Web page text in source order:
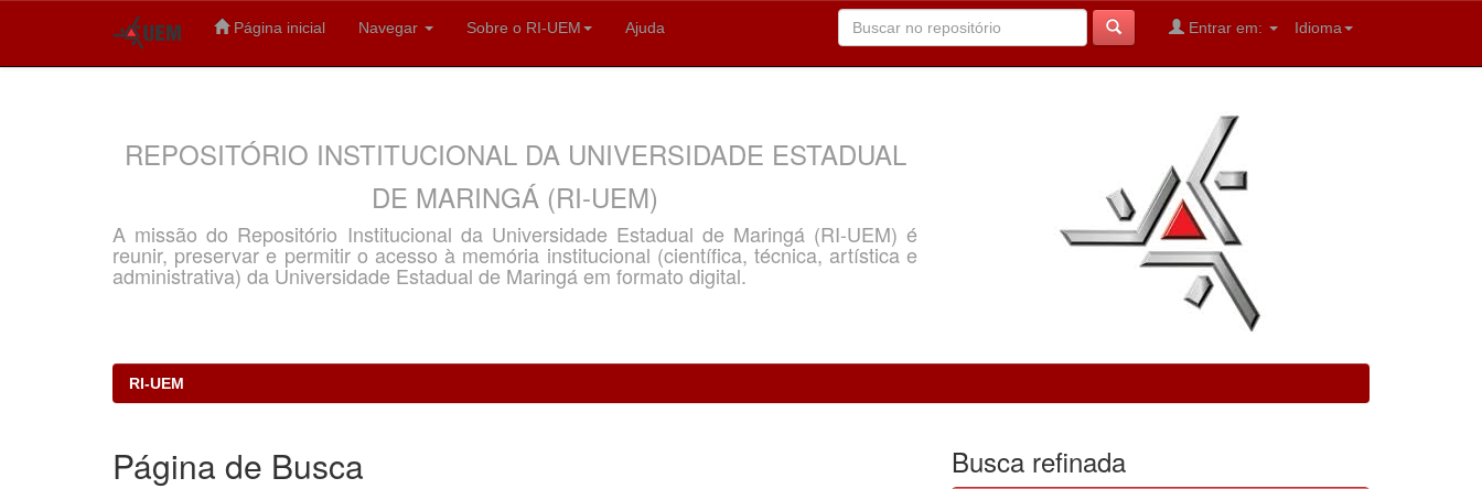
Página inicial Navegar Sobre o RI-UEM Ajuda Idioma
Entrar em:
REPOSITÓRIO INSTITUCIONAL DA UNIVERSIDADE ESTADUAL
DE MARINGÁ (RI-UEM)
A missão do Repositório Institucional da Universidade Estadual de Maringá (RI-UEM) é
reunir, preservar e permitir o acesso à memória institucional (científica, técnica, artística e
administrativa) da Universidade Estadual de Maringá em formato digital.
RI-UEM
Página de Busca Busca refinada